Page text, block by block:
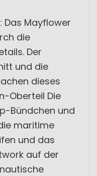
Das Mayflower
die
Der
und die
dieses
Oberteil Die
Bündchen und
maritime
und das
auf der